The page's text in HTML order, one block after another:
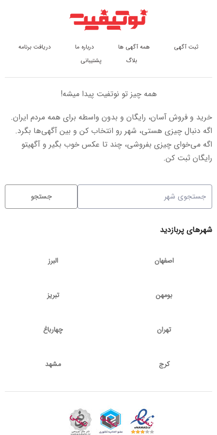
ثبت آگهی همه آگهی ها درباره ما
دریافت برنامه
بلاگ
پشتیبانی
همه چیز تو نوتفیت پیدا میشه!
خرید و فروش آسان، رایگان و بدون واسطه برای همه مردم ایران.
اگه دنبال چیزی هستی، شهر رو انتخاب کن و بین آگهی‌ها بگرد.
اگه می‌خوای چیزی بفروشی، چند تا عکس خوب بگیر و آگهیتو
رایگان ثبت کن.
جستجو
شهرهای پربازدید
اصفهان البرز
بومهن تبریز
تهران چهارباغ
کرج مشهد